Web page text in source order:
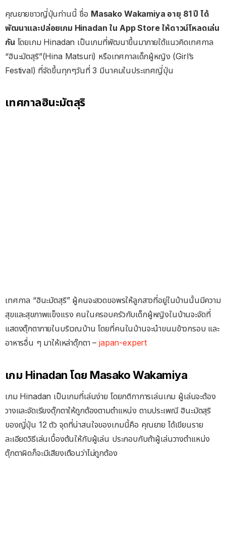
คุณยายชาวญี่ปุ่นท่านนี้ ชื่อ Masako Wakamiya อายุ 81 ปี ได้
พัฒนาและปล่อยเกม Hinadan ใน App Store ให้ดาวน์โหลดเล่น
กัน โดยเกม Hinadan เป็นเกมที่พัฒนาขึ้นมาภายใต้แนวคิดเทศกาล
“ฮินะมัตสุริ”(Hina Matsuri) หรือเทศกาลเด็กผู้หญิง (Girl’s
Festival) ที่จัดขึ้นทุกๆวันที่ 3 มีนาคมในประเทศญี่ปุ่น
เทศกาลฮินะมัตสุริ
เทศกาล “ฮินะมัตสุริ” ผู้คนจะสวดขอพรให้ลูกสาวที่อยู่ในบ้านนั้นมีความ
สุขและสุขภาพแข็งแรง คนในครอบครัวกับเด็กผู้หญิงในบ้านจะจัดที่
แสดงตุ๊กตาภายในบริเวณบ้าน โดยที่คนในบ้านจะนำขนมข้าวกรอบ และ
อาหารอื่น ๆ มาให้เหล่าตุ๊กตา – japan-expert
เกม Hinadan โดย Masako Wakamiya
เกม Hinadan เป็นเกมที่เล่นง่าย โดยกติกาการเล่นเกม ผู้เล่นจะต้อง
วางและจัดเรียงตุ๊กตาให้ถูกต้องตามตำแหน่ง ตามประเพณี ฮินะมัตสุริ
ของญี่ปุ่น 12 ตัว จุดที่น่าสนใจของเกมนี้คือ คุณยาย ได้เขียนราย
ละเอียดวิธีเล่นเบื้องต้นให้กับผู้เล่น ประกอบกับถ้าผู้เล่นวางตำแหน่ง
ตุ๊กตาผิดก็จะมีเสียงเตือนว่าไม่ถูกต้อง